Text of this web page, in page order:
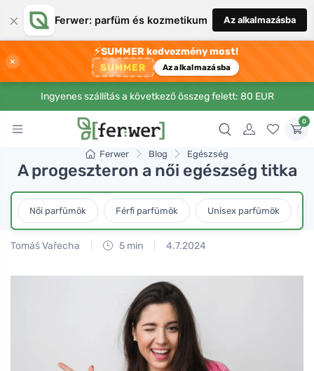
× Ferwer: parfüm és kozmetikum Az alkalmazásba
×
⚡SUMMER kedvezmény most!
SUMMER Az alkalmazásba
Ingyenes szállítás a következő összeg felett: 80 EUR
0
Ferwer Blog Egészség
A progeszteron a női egészség titka
Női parfümök Férfi parfümök Unisex parfümök
Tomáš Vařecha 5 min 4.7.2024